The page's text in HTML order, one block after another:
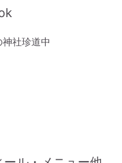
オルゴール療法
～実家の断捨離
コースに霊体さ
ンコ）
山形・秋田の
社珍道中